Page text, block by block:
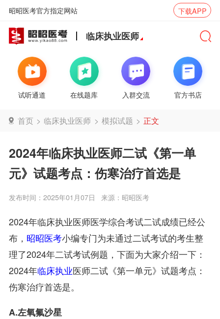
昭昭医考官方指定网站 下载APP
临床执业医师
试听通道 在线题库 入群交流 官方书店
首页 > 临床执业医师 > 模拟试题 > 正文
2024年临床执业医师二试《第一单
元》试题考点：伤寒治疗首选是
发布时间：2025年01月07日 来源：昭昭医考
2024年临床执业医师医学综合考试二试成绩已经公
布， 昭昭医考小编专门为未通过二试考试的考生整
理了2024年二试考试例题，下面为大家介绍一下：
2024年临床执业医师二试《第一单元》试题考点：
伤寒治疗首选是。
A.左氧氟沙星